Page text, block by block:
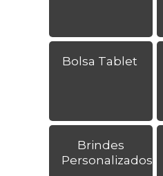
Bolsa Tablet
Brindes
Personalizados